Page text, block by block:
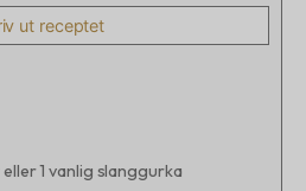
ut receptet
eller 1 vanlig slanggurka